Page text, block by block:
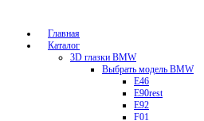
Главная
Каталог
3D глазки BMW
Выбрать модель BMW
E46
E90rest
E92
F01